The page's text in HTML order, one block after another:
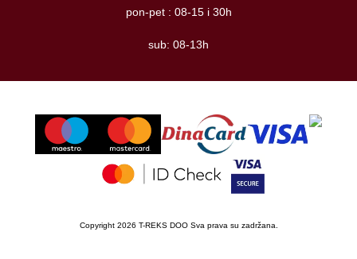
pon-pet : 08-15 i 30h
sub: 08-13h
Copyright 2026 T-REKS DOO Sva prava su zadržana.